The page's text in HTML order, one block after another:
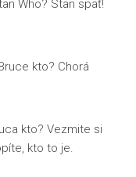
Who? Stan späť!
kto? Chorá
kto? Vezmite si
kto to je.